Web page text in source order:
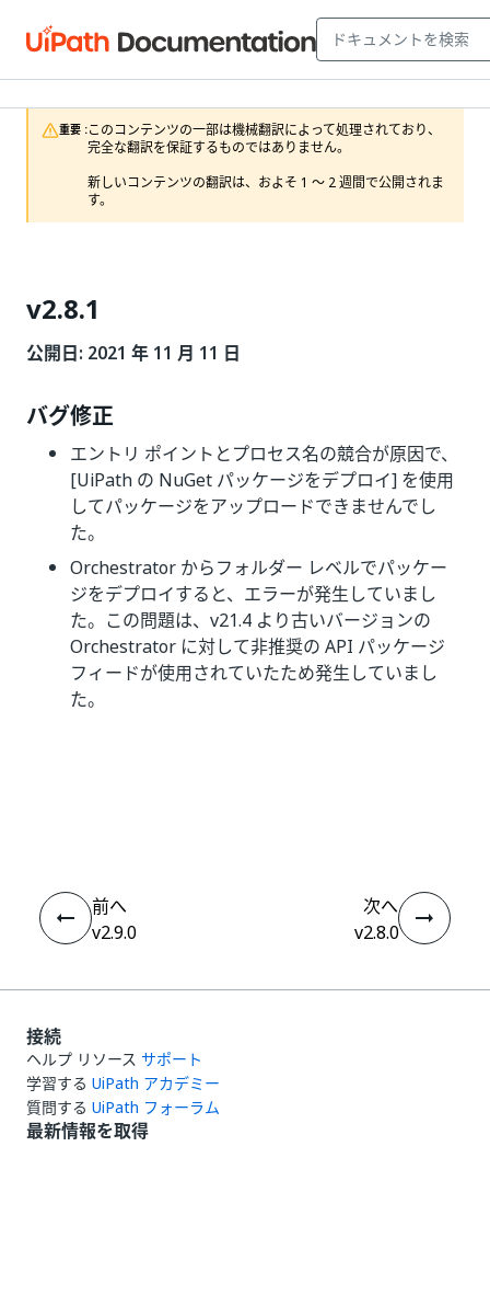
重要 :このコンテンツの一部は機械翻訳によって処理されており、
完全な翻訳を保証するものではありません。
新しいコンテンツの翻訳は、およそ 1 ～ 2 週間で公開されま
す。
v2.8.1
公開日: 2021 年 11 月 11 日
バグ修正
エントリ ポイントとプロセス名の競合が原因で、
[UiPath の NuGet パッケージをデプロイ] を使用
してパッケージをアップロードできませんでし
た。
Orchestrator からフォルダー レベルでパッケー
ジをデプロイすると、エラーが発生していまし
た。この問題は、v21.4 より古いバージョンの
Orchestrator に対して非推奨の API パッケージ
フィードが使用されていたため発生していまし
た。
前へ
v2.9.0
次へ
v2.8.0
接続
ヘルプ リソース サポート
学習する UiPath アカデミー
質問する UiPath フォーラム
最新情報を取得